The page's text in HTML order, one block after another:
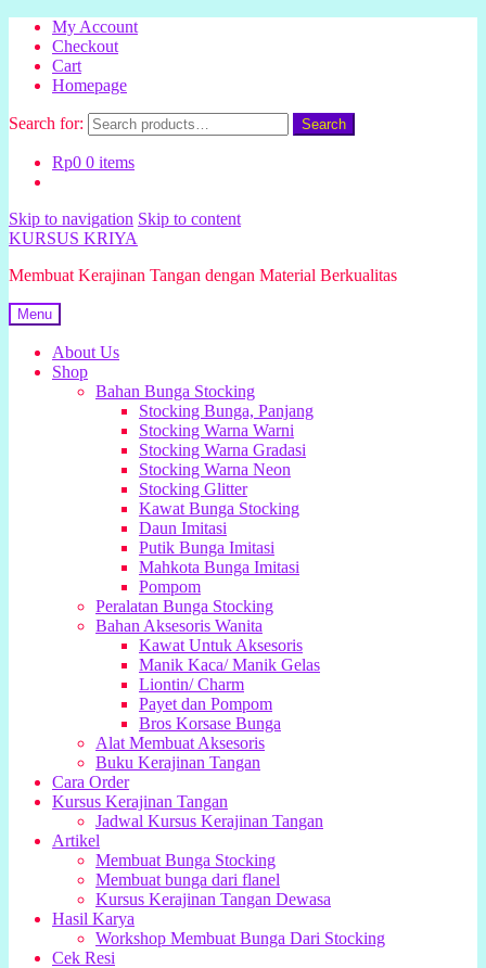
My Account
Checkout
Cart
Homepage
Search for: Search
Rp0 0 items
Skip to navigation Skip to content
KURSUS KRIYA
Membuat Kerajinan Tangan dengan Material Berkualitas
Menu
About Us
Shop
Bahan Bunga Stocking
Stocking Bunga, Panjang
Stocking Warna Warni
Stocking Warna Gradasi
Stocking Warna Neon
Stocking Glitter
Kawat Bunga Stocking
Daun Imitasi
Putik Bunga Imitasi
Mahkota Bunga Imitasi
Pompom
Peralatan Bunga Stocking
Bahan Aksesoris Wanita
Kawat Untuk Aksesoris
Manik Kaca/ Manik Gelas
Liontin/ Charm
Payet dan Pompom
Bros Korsase Bunga
Alat Membuat Aksesoris
Buku Kerajinan Tangan
Cara Order
Kursus Kerajinan Tangan
Jadwal Kursus Kerajinan Tangan
Artikel
Membuat Bunga Stocking
Membuat bunga dari flanel
Kursus Kerajinan Tangan Dewasa
Hasil Karya
Workshop Membuat Bunga Dari Stocking
Cek Resi